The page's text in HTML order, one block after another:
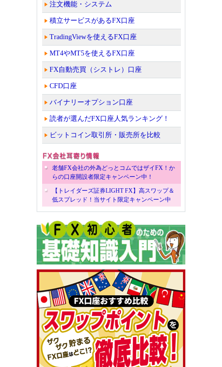
注文機能・システム
積立サービスがあるFX口座
TradingViewを使えるFX口座
MT4やMT5を使えるFX口座
FX自動売買（シストレ）口座
CFD口座
バイナリーオプション口座
読者が選んだFX口座人気ランキング！
ビットコイン取引所・販売所を比較
老舗FX会社の外為どっとコムではザイFX！か
らの口座開設者限定キャンペーン中！
【トレイダーズ証券LIGHT FX】高スワップ＆
低スプレッド！当サイト限定キャンペーン中